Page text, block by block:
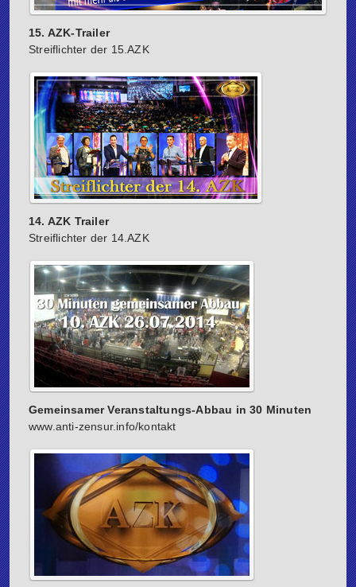
15. AZK-Trailer
Streiflichter der 15.AZK
14. AZK Trailer
Streiflichter der 14.AZK
Gemeinsamer Veranstaltungs-Abbau in 30 Minuten
www.anti-zensur.info/kontakt